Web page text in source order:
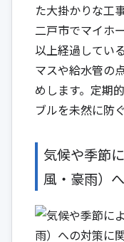
た大掛かりな工
二戸市でマイホ
以上経過してい
マスや給水管の
めします。定期
ブルを未然に防
気候や季節
風・豪雨）